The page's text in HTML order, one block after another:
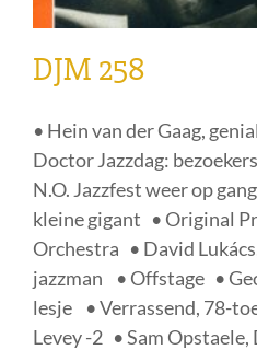
DJM 258
• Hein van der Gaag,
Doctor Jazzdag:
N.O. Jazzfest weer op
kleine gigant • Original
Orchestra • David
jazzman • Offstage •
lesje • Verrassend, 78-
Levey -2 • Sam